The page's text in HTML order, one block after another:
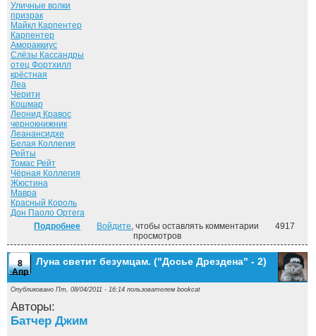
Уличные волки
призрак
Майкл Карпентер
Карпентер
Амораккиус
Слёзы Кассандры
отец Фортхилл
крёстная
Леа
Черити
Кошмар
Леонид Кравос
чернокнижник
Леанансидхе
Белая Коллегия
Рейты
Томас Рейт
Чёрная Коллегия
Жюстина
Мавра
Красный Король
Дон Паоло Ортега
Подробнее о Могила в подарок. ("Досье Дрездена" - 3)
Войдите, чтобы оставлять комментарии
4917
просмотров
8
Апр
Луна светит безумцам. ("Досье Дрездена" - 2)
Опубликовано Пт, 08/04/2011 - 16:14 пользователем bookcat
Авторы:
Батчер Джим